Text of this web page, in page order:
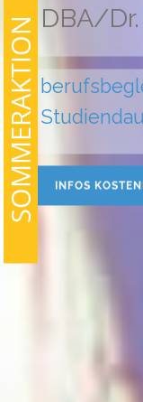
DBA/
INFOS
SOMMERAKTION